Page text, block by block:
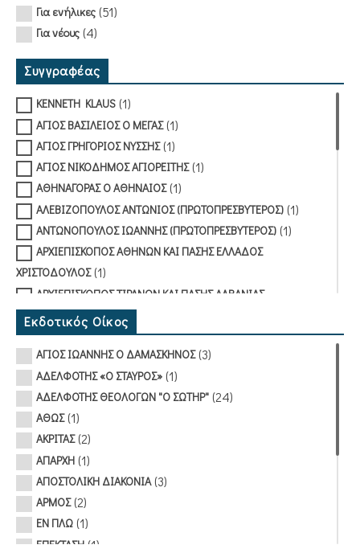
Για ενήλικες (51)
Για νέους (4)
Συγγραφέας
KENNETH KLAUS (1)
ΑΓΙΟΣ ΒΑΣΙΛΕΙΟΣ Ο ΜΕΓΑΣ(1)
ΑΓΙΟΣ ΓΡΗΓΟΡΙΟΣ ΝΥΣΣΗΣ(1)
ΑΓΙΟΣ ΝΙΚΟΔΗΜΟΣ ΑΓΙΟΡΕΙΤΗΣ(1)
ΑΘΗΝΑΓΟΡΑΣ Ο ΑΘΗΝΑΙΟΣ(1)
ΑΛΕΒΙΖΟΠΟΥΛΟΣ ΑΝΤΩΝΙΟΣ (ΠΡΩΤΟΠΡΕΣΒΥΤΕΡΟΣ) (1)
ΑΝΤΩΝΟΠΟΥΛΟΣ ΙΩΑΝΝΗΣ (ΠΡΩΤΟΠΡΕΣΒΥΤΕΡΟΣ) (1)
ΑΡΧΙΕΠΙΣΚΟΠΟΣ ΑΘΗΝΩΝ ΚΑΙ ΠΑΣΗΣ ΕΛΛΑΔΟΣ
ΧΡΙΣΤΟΔΟΥΛΟΣ(1)
ΑΡΧΙΕΠΙΣΚΟΠΟΣ ΤΙΡΑΝΩΝ ΚΑΙ ΠΑΣΗΣ ΑΛΒΑΝΙΑΣ
ΑΝΑΣΤΑΣΙΟΣ ΓΙΑΝΝΟΥΛΑΤΟΣ
ΒΑΣΙΛΕΙΑΔΗΣ ΝΙΚΟΛΑΟΣ(8)
ΒΕΝΕΔΙΚΤΟΣ ΙΕΡΟΜΟΝΑΧΟΣ ΑΓΙΟΡΕΙΤΗΣ
ΒΛΙΑΓΚΟΦΤΗΣ ΑΡΣΕΝΙΟΣ (ΜΟΝΑΧΟΣ)
ΔΙΑΜΑΝΤΟΠΟΥΛΟΣ ΛΕΩΝΙΔΑΣ (ΑΡΧΙΜΑΝΔΡΙΤΗΣ)
ΔΟΜΟΥΧΤΣΗΣ ΜΑΡΙΟΣ
ΚΑΝΑΚΗΣ ΙΑΚΩΒΟΣ (ΑΡΧΙΜΑΝΔΡΙΤΗΣ)
ΚΟΥΤΣΟΠΟΥΛΟΣ ΓΕΝΝΑΔΙΟΣ (ΑΡΧΙΜΑΝΔΡΙΤΗΣ)
ΚΡΟΥΣΤΗΣ ΑΝΤΩΝΗΣ(1)
ΚΩΝΣΤΑΝΤΙΝΟΥ ΜΙΛΤΙΑΔΗΣ
ΚΩΣΤΩΦ ΙΩΑΝΝΗΣ (ΑΡΧΙΜΑΝΔΡΙΤΗΣ)
Εκδοτικός Οίκος
ΑΓΙΟΣ ΙΩΑΝΝΗΣ Ο ΔΑΜΑΣΚΗΝΟΣ(3)
ΑΔΕΛΦΟΤΗΣ «Ο ΣΤΑΥΡΟΣ» (1)
ΑΔΕΛΦΟΤΗΣ ΘΕΟΛΟΓΩΝ "Ο ΣΩΤΗΡ" (24)
ΑΘΩΣ(1)
ΑΚΡΙΤΑΣ(2)
ΑΠΑΡΧΗ (1)
ΑΠΟΣΤΟΛΙΚΗ ΔΙΑΚΟΝΙΑ(3)
ΑΡΜΟΣ(2)
ΕΝ ΠΛΩ (1)
ΕΠΕΚΤΑΣΗ (1)